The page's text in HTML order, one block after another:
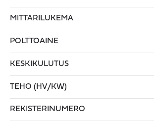
MITTARILUKEMA
POLTTOAINE
KESKIKULUTUS
TEHO (HV/KW)
REKISTERINUMERO